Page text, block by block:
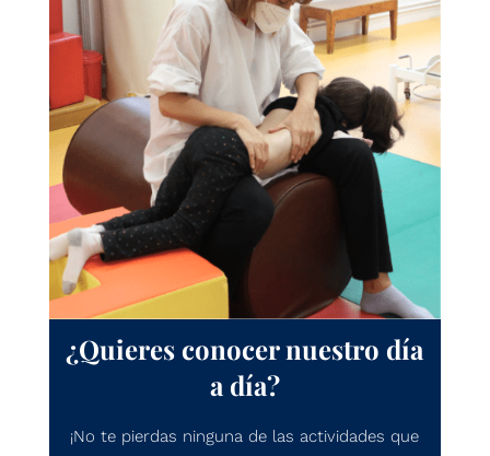
¿Quieres conocer nuestro día
a día?
¡No te pierdas ninguna de las actividades que